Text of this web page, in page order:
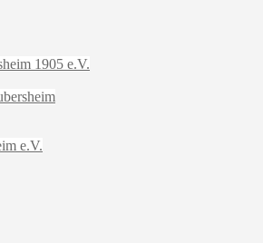
1905 e.V.
e.V.